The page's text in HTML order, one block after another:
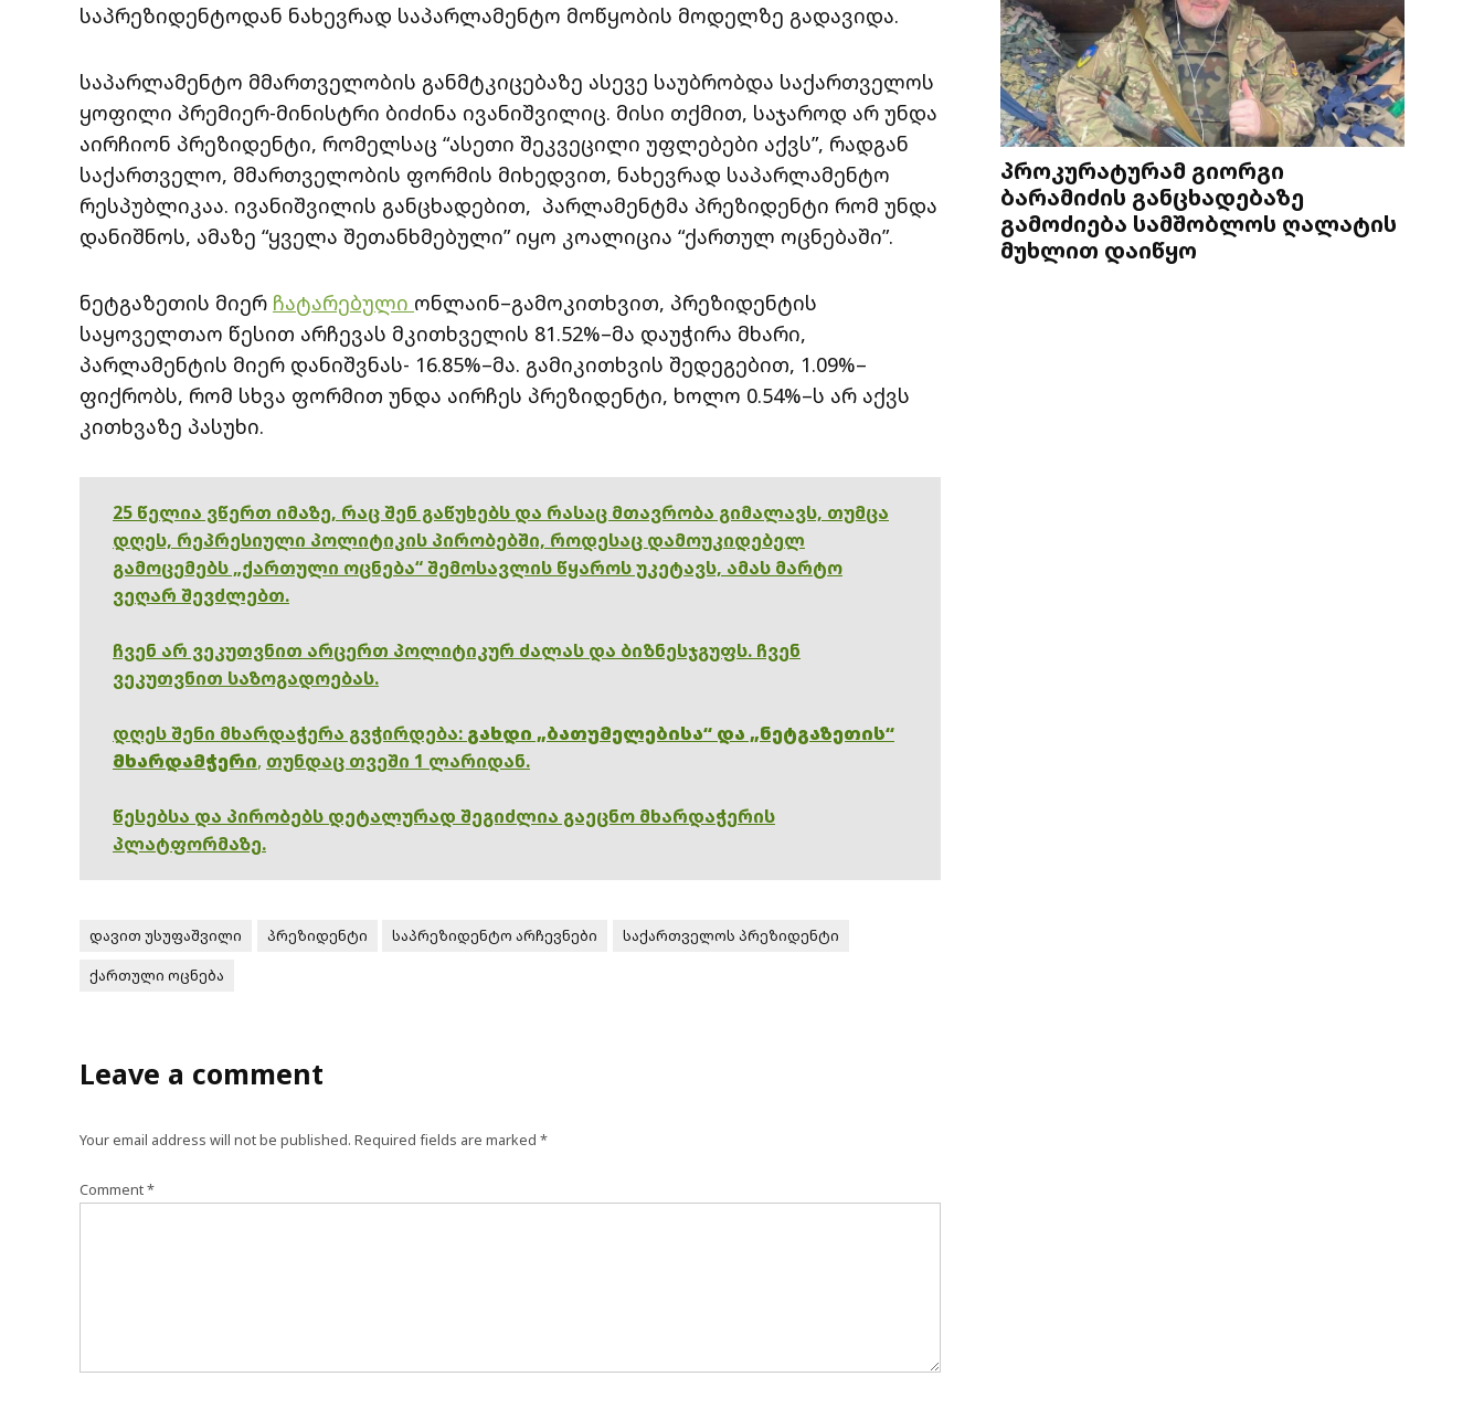
საპრეზიდენტოდან ნახევრად საპარლამენტო მოწყობის მოდელზე გადავიდა.
საპარლამენტო მმართველობის განმტკიცებაზე ასევე საუბრობდა საქართველოს
ყოფილი პრემიერ-მინისტრი ბიძინა ივანიშვილიც. მისი თქმით, საჯაროდ არ უნდა
აირჩიონ პრეზიდენტი, რომელსაც “ასეთი შეკვეცილი უფლებები აქვს”, რადგან
საქართველო, მმართველობის ფორმის მიხედვით, ნახევრად საპარლამენტო
რესპუბლიკაა. ივანიშვილის განცხადებით, პარლამენტმა პრეზიდენტი რომ უნდა
დანიშნოს, ამაზე “ყველა შეთანხმებული” იყო კოალიცია “ქართულ ოცნებაში”.
ნეტგაზეთის მიერ ჩატარებული ონლაინ–გამოკითხვით, პრეზიდენტის
საყოველთაო წესით არჩევას მკითხველის 81.52%–მა დაუჭირა მხარი,
პარლამენტის მიერ დანიშვნას- 16.85%–მა. გამიკითხვის შედეგებით, 1.09%–
ფიქრობს, რომ სხვა ფორმით უნდა აირჩეს პრეზიდენტი, ხოლო 0.54%–ს არ აქვს
კითხვაზე პასუხი.
25 წელია ვწერთ იმაზე, რაც შენ გაწუხებს და რასაც მთავრობა გიმალავს, თუმცა
დღეს, რეპრესიული პოლიტიკის პირობებში, როდესაც დამოუკიდებელ
გამოცემებს „ქართული ოცნება“ შემოსავლის წყაროს უკეტავს, ამას მარტო
ვეღარ შევძლებთ.
ჩვენ არ ვეკუთვნით არცერთ პოლიტიკურ ძალას და ბიზნესჯგუფს. ჩვენ
ვეკუთვნით საზოგადოებას.
დღეს შენი მხარდაჭერა გვჭირდება: გახდი „ბათუმელებისა“ და „ნეტგაზეთის“
მხარდამჭერი, თუნდაც თვეში 1 ლარიდან.
წესებსა და პირობებს დეტალურად შეგიძლია გაეცნო მხარდაჭერის
პლატფორმაზე.
დავით უსუფაშვილი პრეზიდენტი საპრეზიდენტო არჩევნები საქართველოს პრეზიდენტი
ქართული ოცნება
Leave a comment
Your email address will not be published. Required fields are marked *
Comment*
პროკურატურამ გიორგი
ბარამიძის განცხადებაზე
გამოძიება სამშობლოს ღალატის
მუხლით დაიწყო